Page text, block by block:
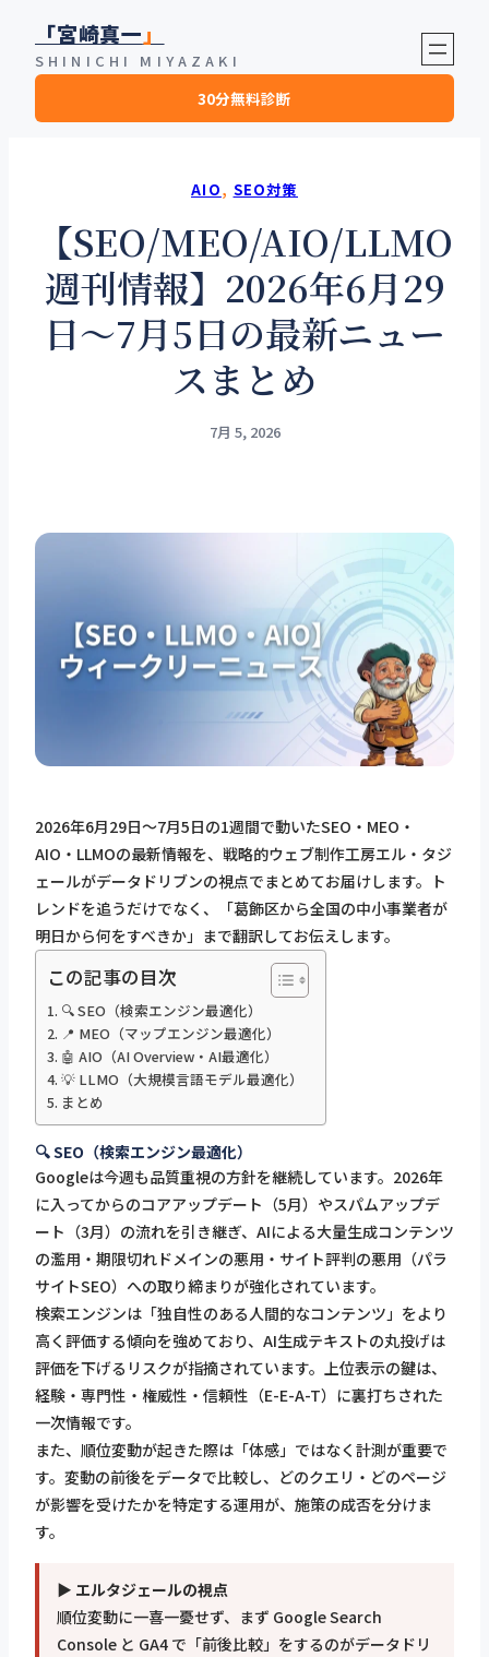
「宮崎真一 」
SHINICHI MIYAZAKI
30分無料診断
AIO, SEO対策
【SEO/MEO/AIO/LLMO
週刊情報】2026年6月29
日〜7月5日の最新ニュー
スまとめ
7月 5, 2026
2026年6月29日〜7月5日の1週間で動いたSEO・MEO・
AIO・LLMOの最新情報を、戦略的ウェブ制作工房エル・タジ
ェールがデータドリブンの視点でまとめてお届けします。ト
レンドを追うだけでなく、「葛飾区から全国の中小事業者が
明日から何をすべきか」まで翻訳してお伝えします。
この記事の目次
🔍 SEO（検索エンジン最適化）
📍 MEO（マップエンジン最適化）
🤖 AIO（AI Overview・AI最適化）
💡 LLMO（大規模言語モデル最適化）
まとめ
🔍 SEO（検索エンジン最適化）
Googleは今週も品質重視の方針を継続しています。2026年
に入ってからのコアアップデート（5月）やスパムアップデ
ート（3月）の流れを引き継ぎ、AIによる大量生成コンテンツ
の濫用・期限切れドメインの悪用・サイト評判の悪用（パラ
サイトSEO）への取り締まりが強化されています。
検索エンジンは「独自性のある人間的なコンテンツ」をより
高く評価する傾向を強めており、AI生成テキストの丸投げは
評価を下げるリスクが指摘されています。上位表示の鍵は、
経験・専門性・権威性・信頼性（E-E-A-T）に裏打ちされた
一次情報です。
また、順位変動が起きた際は「体感」ではなく計測が重要で
す。変動の前後をデータで比較し、どのクエリ・どのページ
が影響を受けたかを特定する運用が、施策の成否を分けま
す。
▶ エルタジェールの視点
順位変動に一喜一憂せず、まず Google Search
Console と GA4 で「前後比較」をするのがデータドリ